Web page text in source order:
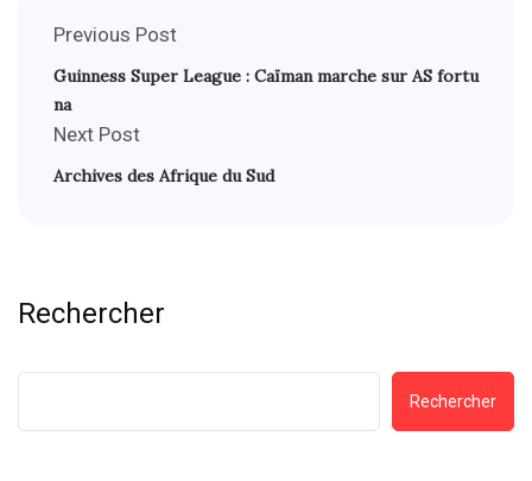
Previous Post
Guinness Super League : Caïman marche sur AS fortu
na
Next Post
Archives des Afrique du Sud
Rechercher
Rechercher